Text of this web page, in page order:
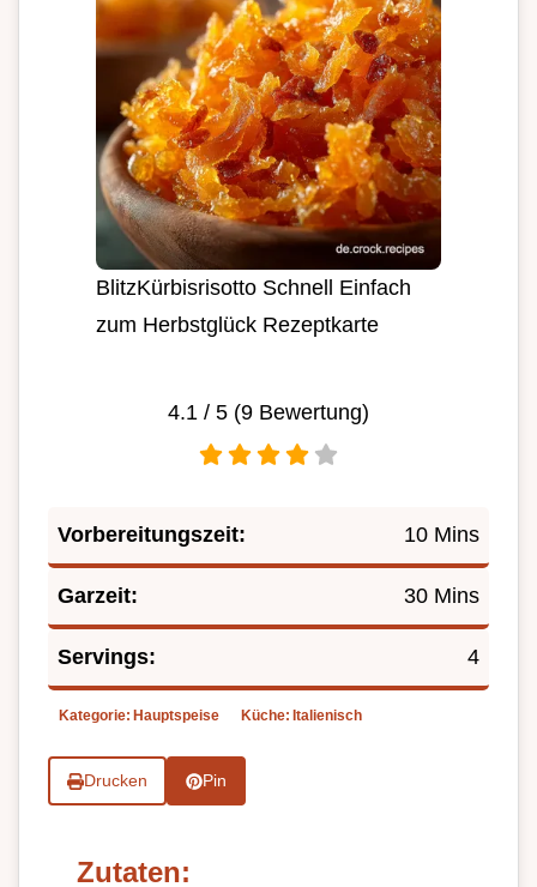
BlitzKürbisrisotto Schnell Einfach
zum Herbstglück Rezeptkarte
4.1 / 5 (9 Bewertung)
Vorbereitungszeit: 10 Mins
Garzeit: 30 Mins
Servings: 4
Kategorie: Hauptspeise Küche: Italienisch
Drucken Pin
Zutaten: